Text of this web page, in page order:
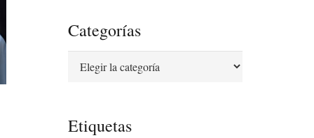
Categorías
Etiquetas